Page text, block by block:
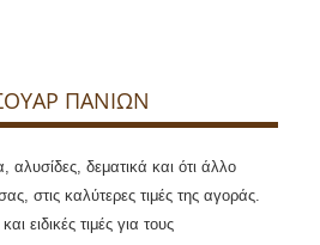
ΠΑΝΙΩΝ
αλυσίδες, δεματικά και ότι άλλο
στις καλύτερες τιμές της αγοράς.
ειδικές τιμές για τους